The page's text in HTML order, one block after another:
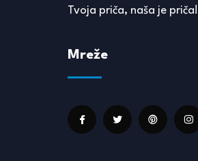
Tvoja priča, naša je priča!
Mreže